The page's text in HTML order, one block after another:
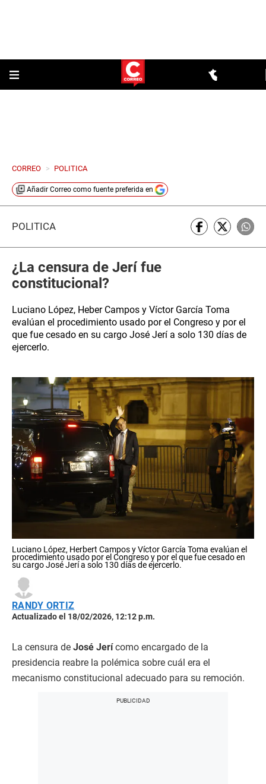
CORREO > POLITICA
Añadir Correo como fuente preferida en
POLÍTICA
¿La censura de Jerí fue
constitucional?
Luciano López, Heber Campos y Víctor García Toma
evalúan el procedimiento usado por el Congreso y por el
que fue cesado en su cargo José Jerí a solo 130 días de
ejercerlo.
Luciano López, Herbert Campos y Víctor García Toma evalúan el
procedimiento usado por el Congreso y por el que fue cesado en
su cargo José Jerí a solo 130 días de ejercerlo.
RANDY ORTIZ
Actualizado el 18/02/2026, 12:12 p.m.
La censura de José Jerícomo encargado de la
presidencia reabre la polémica sobre cuál era el
mecanismo constitucional adecuado para su remoción.